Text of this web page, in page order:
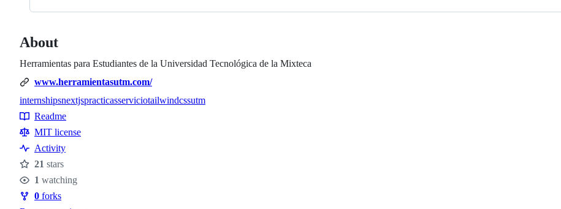
About
Herramientas para Estudiantes de la Universidad Tecnológica de la Mixteca
www.herramientasutm.com/
Topics
internshipsnextjspracticasserviciotailwindcssutm
Resources
Readme
MIT license
Activity
Stars
21 stars
Watchers
1 watching
Forks
0 forks